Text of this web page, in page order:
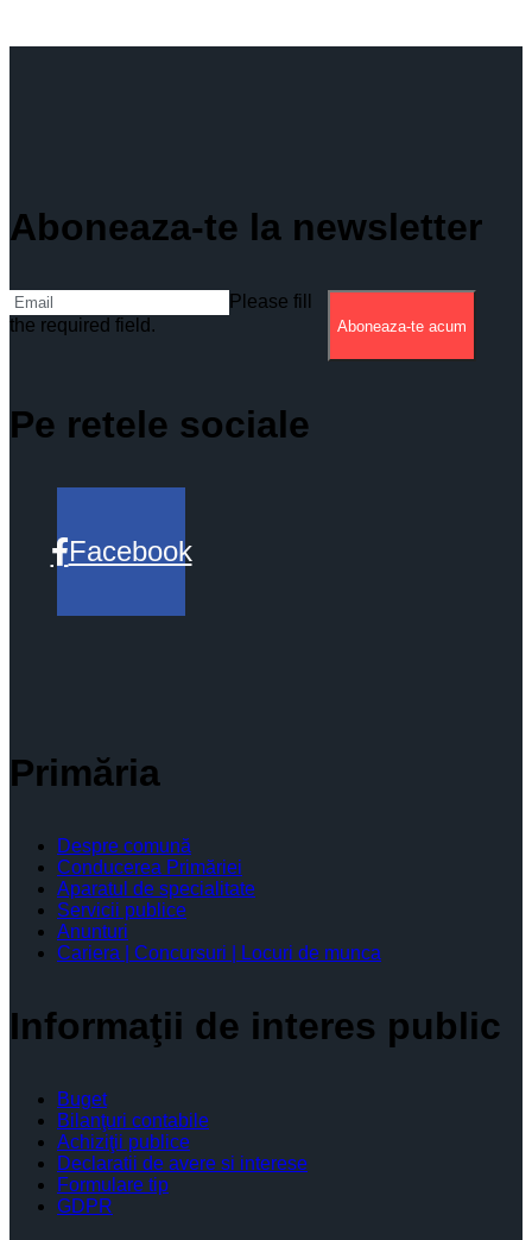
Aboneaza-te la newsletter
Please fill
the required field.
Aboneaza-te acum
Pe retele sociale
Facebook
Primăria
Despre comună
Conducerea Primăriei
Aparatul de specialitate
Servicii publice
Anunturi
Cariera | Concursuri | Locuri de munca
Informaţii de interes public
Buget
Bilanţuri contabile
Achiziţii publice
Declaratii de avere si interese
Formulare tip
GDPR